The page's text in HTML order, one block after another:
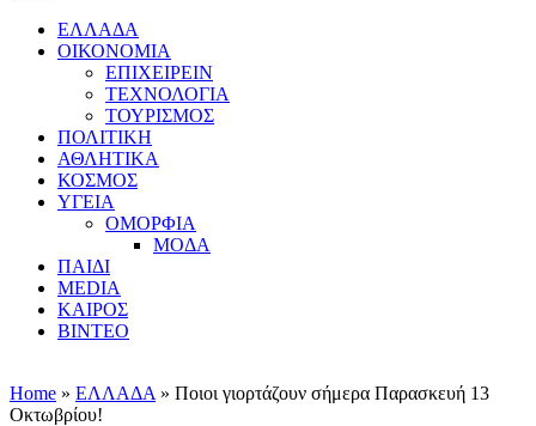
ΕΛΛΑΔΑ
ΟΙΚΟΝΟΜΙΑ
ΕΠΙΧΕΙΡΕΙΝ
ΤΕΧΝΟΛΟΓΙΑ
ΤΟΥΡΙΣΜΟΣ
ΠΟΛΙΤΙΚΗ
ΑΘΛΗΤΙΚΑ
ΚΟΣΜΟΣ
ΥΓΕΙΑ
ΟΜΟΡΦΙΑ
ΜΟΔΑ
ΠΑΙΔΙ
MEDIA
ΚΑΙΡΟΣ
ΒΙΝΤΕΟ
Home » ΕΛΛΑΔΑ » Ποιοι γιορτάζουν σήμερα Παρασκευή 13
Οκτωβρίου!